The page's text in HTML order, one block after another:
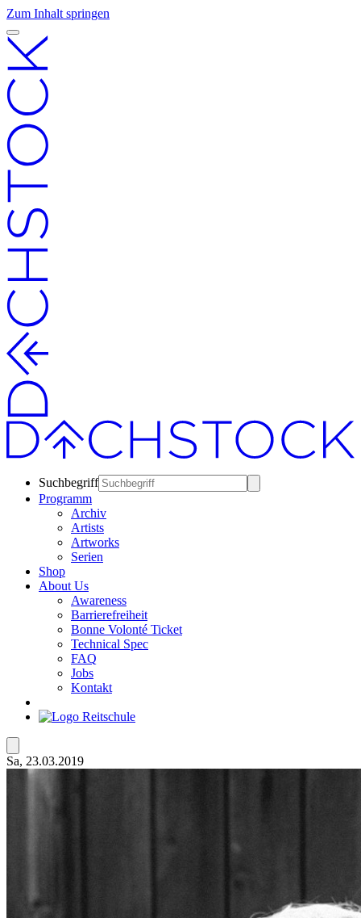
Zum Inhalt springen
Suchbegriff
Programm
Archiv
Artists
Artworks
Serien
Shop
About Us
Awareness
Barrierefreiheit
Bonne Volonté Ticket
Technical Spec
FAQ
Jobs
Kontakt
Sa, 23.03.2019